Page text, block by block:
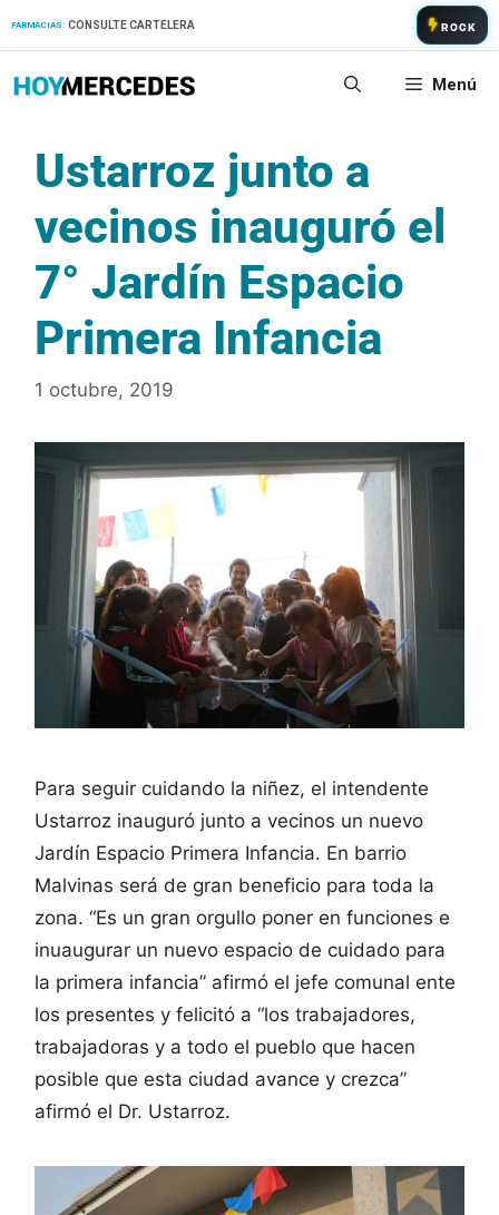
FARMACIAS: CONSULTE CARTELERA ROCK
Menú
Ustarroz junto a
vecinos inauguró el
7° Jardín Espacio
Primera Infancia
1 octubre, 2019
Para seguir cuidando la niñez, el intendente
Ustarroz inauguró junto a vecinos un nuevo
Jardín Espacio Primera Infancia. En barrio
Malvinas será de gran beneficio para toda la
zona. “Es un gran orgullo poner en funciones e
inuaugurar un nuevo espacio de cuidado para
la primera infancia” afirmó el jefe comunal ente
los presentes y felicitó a “los trabajadores,
trabajadoras y a todo el pueblo que hacen
posible que esta ciudad avance y crezca”
afirmó el Dr. Ustarroz.